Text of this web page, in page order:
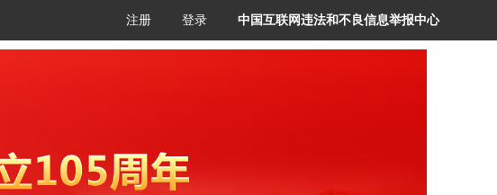
注册 登录 中国互联网违法和不良信息举报中心